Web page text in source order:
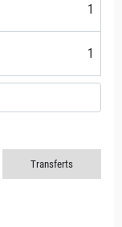
1
1
Transferts